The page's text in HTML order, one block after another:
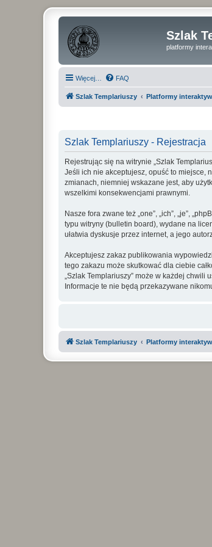
Szlak
platformy
Więcej… FAQ
Szlak Templariuszy Platformy
Szlak Templariuszy - Rejestracja
Rejestrując się na witrynie „Szlak
Jeśli ich nie akceptujesz, opuść to miejsce,
zmianach, niemniej wskazane jest, aby
wszelkimi konsekwencjami prawnymi.
Nasze fora zwane też „one”, „ich”, „je”,
typu witryny (bulletin board), wydane na
ułatwia dyskusje przez internet, a jego
Akceptujesz zakaz publikowania
tego zakazu może skutkować dla ciebie
„Szlak Templariuszy” może w każdej
Informacje te nie będą przekazywane
Szlak Templariuszy Platformy